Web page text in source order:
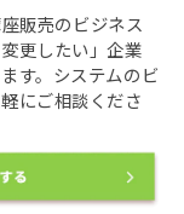
販売のビジネス
更したい」企業
す。システムのビ
にご相談くださ